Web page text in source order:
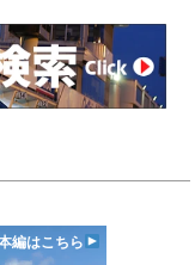
編はこちら